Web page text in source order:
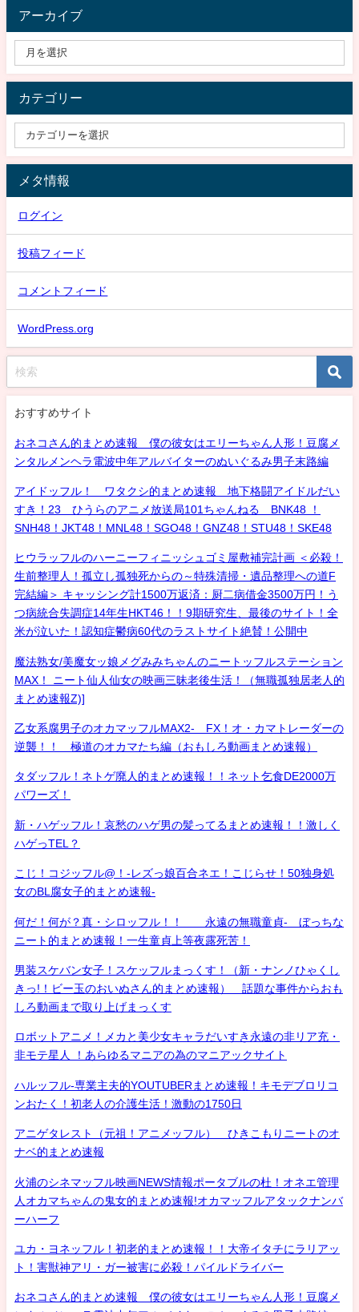
アーカイブ
カテゴリー
メタ情報
ログイン
投稿フィード
コメントフィード
WordPress.org
おすすめサイト
おネコさん的まとめ速報 僕の彼女はエリーちゃん人形！豆腐メ
ンタルメンヘラ電波中年アルバイターのぬいぐるみ男子末路編
アイドッフル！ ワタクシ的まとめ速報 地下格闘アイドルだい
すき！23 ひうらのアニメ放送局101ちゃんねる BNK48 ！
SNH48！JKT48！MNL48！SGO48！GNZ48！STU48！SKE48
ヒウラッフルのハーニーフィニッシュゴミ屋敷補完計画 ＜必殺！
生前整理人！孤立し孤独死からの～特殊清掃・遺品整理への道F
完結編＞ キャッシング計1500万返済：厨二病借金3500万円！う
つ病統合失調症14年生HKT46！！9期研究生、最後のサイト！全
米が泣いた！認知症鬱病60代のラストサイト絶賛！公開中
魔法熟女/美魔女ッ娘メグみみちゃんのニートッフルステーション
MAX！ ニート仙人仙女の映画三昧老後生活！（無職孤独居老人的
まとめ速報Z)]
乙女系腐男子のオカマッフルMAX2- FX！オ・カマトレーダーの
逆襲！！ 極道のオカマたち編（おもしろ動画まとめ速報）
タダッフル！ネトゲ廃人的まとめ速報！！ネット乞食DE2000万
パワーズ！
新・ハゲッフル！哀愁のハゲ男の髪ってるまとめ速報！！激しく
ハゲっTEL？
こじ！コジッフル@！-レズっ娘百合ネエ！こじらせ！50独身処
女のBL腐女子的まとめ速報-
何だ！何が？真・シロッフル！！ 永遠の無職童貞- ぼっちな
ニート的まとめ速報！一生童貞上等夜露死苦！
男装スケバン女子！スケッフルまっくす！（新・ナンノひゃくし
きっ!！ビー玉のおいぬさん的まとめ速報） 話題な事件からおも
しろ動画まで取り上げまっくす
ロボットアニメ！メカと美少女キャラだいすき永遠の非リア充・
非モテ星人 ！あらゆるマニアの為のマニアックサイト
ハルッフル-専業主夫的YOUTUBERまとめ速報！キモデブロリコ
ンおたく！初老人の介護生活！激動の1750日
アニゲタレスト（元祖！アニメッフル） ひきこもりニートのオ
ナベ的まとめ速報
火浦のシネマッフル映画NEWS情報ポータブルの杜！オネエ管理
人オカマちゃんの鬼女的まとめ速報!オカマッフルアタックナンバ
ーハーフ
ユカ・ヨネッフル！初老的まとめ速報！！大帝イタチにラリアッ
ト！害獣神アリ・ガー被害に必殺！パイルドライバー
おネコさん的まとめ速報 僕の彼女はエリーちゃん人形！豆腐メ